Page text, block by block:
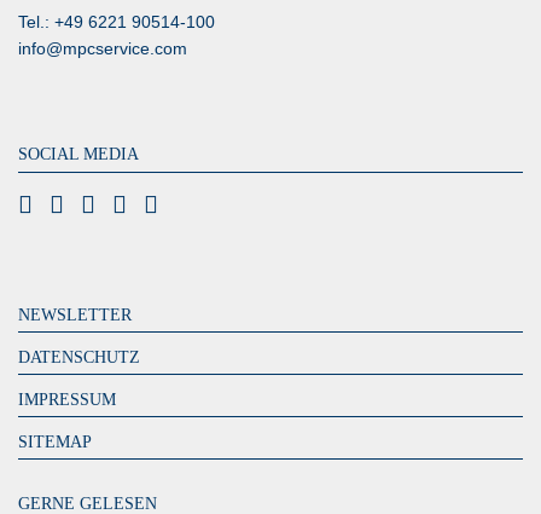
Tel.: +49 6221 90514-100
info@mpcservice.com
SOCIAL MEDIA
NEWSLETTER
DATENSCHUTZ
IMPRESSUM
SITEMAP
GERNE GELESEN